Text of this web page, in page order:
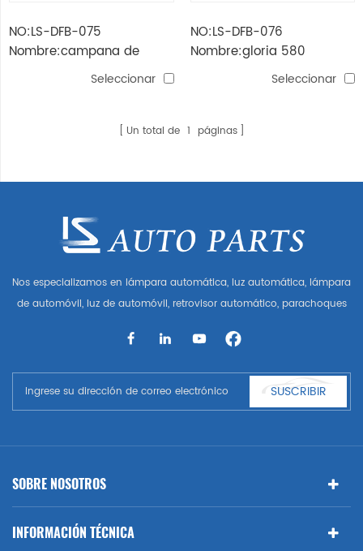
NO:LS-DFB-075
Nombre:campana de
Seleccionar
NO:LS-DFB-076
Nombre:gloria 580
guardabarrosSeleccionar
Un total de 1 páginas
Nos especializamos en lámpara automática, luz automática, lámpara
de automóvil, luz de automóvil, retrovisor automático, parachoques
automático, parte del cuerpo automática, etc. y accesorios de
Benz, BMW
SUSCRIBIR
SOBRE NOSOTROS
INFORMACIÓN TÉCNICA